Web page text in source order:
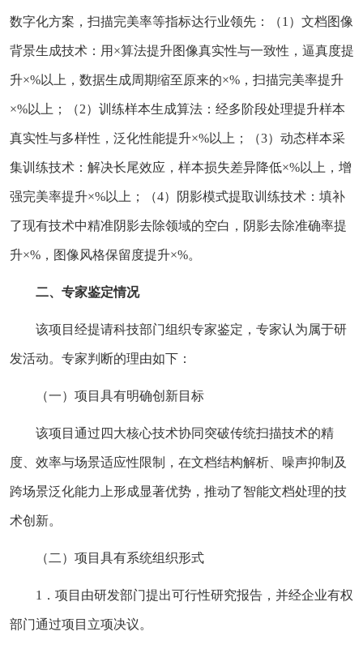
数字化方案，扫描完美率等指标达行业领先：（1）文档图像
背景生成技术：用×算法提升图像真实性与一致性，逼真度提
升×%以上，数据生成周期缩至原来的×%，扫描完美率提升
×%以上；（2）训练样本生成算法：经多阶段处理提升样本
真实性与多样性，泛化性能提升×%以上；（3）动态样本采
集训练技术：解决长尾效应，样本损失差异降低×%以上，增
强完美率提升×%以上；（4）阴影模式提取训练技术：填补
了现有技术中精准阴影去除领域的空白，阴影去除准确率提
升×%，图像风格保留度提升×%。
二、专家鉴定情况
该项目经提请科技部门组织专家鉴定，专家认为属于研
发活动。专家判断的理由如下：
（一）项目具有明确创新目标
该项目通过四大核心技术协同突破传统扫描技术的精
度、效率与场景适应性限制，在文档结构解析、噪声抑制及
跨场景泛化能力上形成显著优势，推动了智能文档处理的技
术创新。
（二）项目具有系统组织形式
1．项目由研发部门提出可行性研究报告，并经企业有权
部门通过项目立项决议。